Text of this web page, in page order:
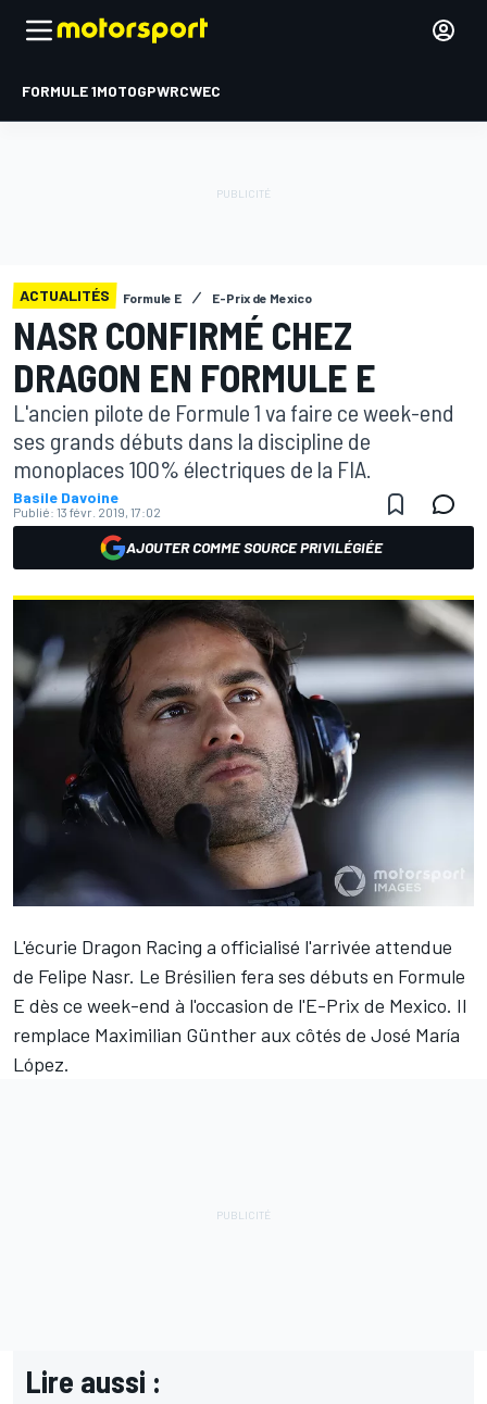
FORMULE 1MOTOGPWRCWEC
ACTUALITÉS Formule E E-Prix de Mexico
NASR CONFIRMÉ CHEZ
DRAGON EN FORMULE E
L'ancien pilote de Formule 1 va faire ce week-end
ses grands débuts dans la discipline de
monoplaces 100% électriques de la FIA.
Basile Davoine
Publié: 13 févr. 2019, 17:02
AJOUTER COMME SOURCE PRIVILÉGIÉE
L'écurie Dragon Racing a officialisé l'arrivée attendue
de Felipe Nasr. Le Brésilien fera ses débuts en Formule
E dès ce week-end à l'occasion de l'E-Prix de Mexico. Il
remplace Maximilian Güntheraux côtés de José María
López.
Lire aussi :